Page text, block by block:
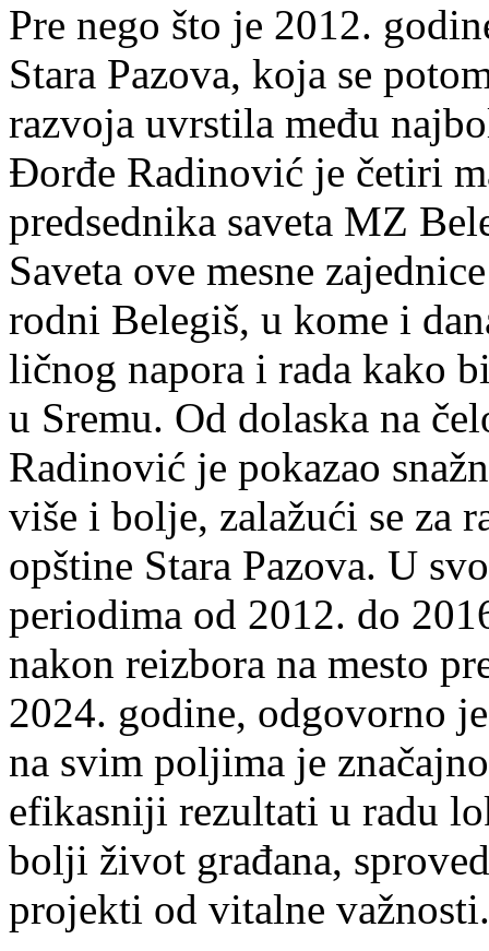
Pre nego što je 2012.
Stara Pazova, koja se
razvoja uvrstila među
Đorđe Radinović je četiri
predsednika saveta MZ
Saveta ove mesne
rodni Belegiš, u kome i
ličnog napora i rada kako
u Sremu. Od dolaska na
Radinović je pokazao
više i bolje, zalažući se za
opštine Stara Pazova. U
periodima od 2012. do
nakon reizbora na mesto
2024. godine, odgovorno
na svim poljima je
efikasniji rezultati u radu
bolji život građana,
projekti od vitalne važnosti.